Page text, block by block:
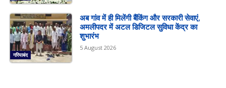
गरियाबंद
अब गांव में ही मिलेंगी बैंकिंग और सरकारी सेवाएं,
अमलीपदर में अटल डिजिटल सुविधा केंद्र का
शुभारंभ
5 August 2026